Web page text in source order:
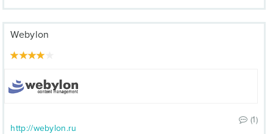
Webylon
(1)
http://webylon.ru